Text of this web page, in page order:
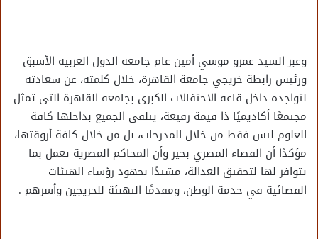
وعبر السيد عمرو موسي أمين عام جامعة الدول العربية الأسبق
ورئيس رابطة خريجي جامعة القاهرة، خلال كلمته، عن سعادته
لتواجده داخل قاعة الاحتفالات الكبري بجامعة القاهرة التي تمثل
مجتمعًا أكاديميًا ذا قيمة رفيعة، يتلقى الجميع بداخلها كافة
العلوم ليس فقط من خلال المدرجات، بل من خلال كافة أروقتها،
مؤكدًا أن القضاء المصري بخير وأن المحاكم المصرية تعمل بما
يتوافر لها لتحقيق العدالة، مشيدًا بجهود رؤساء الهيئات
القضائية في خدمة الوطن، ومقدمًا التهنئة للخريجين وأسرهم .